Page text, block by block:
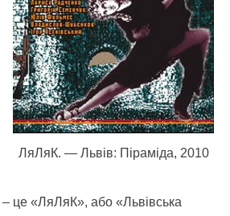
ЛяЛяК. — Львів: Піраміда, 2010
це «ЛяЛяК», або «Львівська